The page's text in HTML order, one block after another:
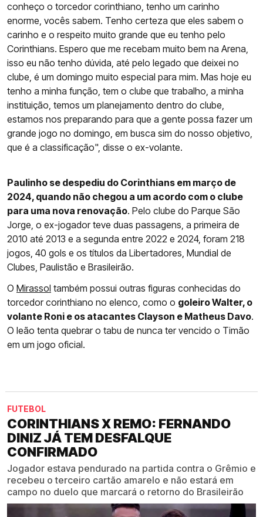
conheço o torcedor corinthiano, tenho um carinho
enorme, vocês sabem. Tenho certeza que eles sabem o
carinho e o respeito muito grande que eu tenho pelo
Corinthians. Espero que me recebam muito bem na Arena,
isso eu não tenho dúvida, até pelo legado que deixei no
clube, é um domingo muito especial para mim. Mas hoje eu
tenho a minha função, tem o clube que trabalho, a minha
instituição, temos um planejamento dentro do clube,
estamos nos preparando para que a gente possa fazer um
grande jogo no domingo, em busca sim do nosso objetivo,
que é a classificação", disse o ex-volante.
Paulinho se despediu do Corinthians em março de
2024, quando não chegou a um acordo com o clube
para uma nova renovação. Pelo clube do Parque São
Jorge, o ex-jogador teve duas passagens, a primeira de
2010 até 2013 e a segunda entre 2022 e 2024, foram 218
jogos, 40 gols e os títulos da Libertadores, Mundial de
Clubes, Paulistão e Brasileirão.
O Mirassol também possui outras figuras conhecidas do
torcedor corinthiano no elenco, como o goleiro Walter, o
volante Roni e os atacantes Clayson e Matheus Davo.
O leão tenta quebrar o tabu de nunca ter vencido o Timão
em um jogo oficial.
FUTEBOL
CORINTHIANS X REMO: FERNANDO
DINIZ JÁ TEM DESFALQUE
CONFIRMADO
Jogador estava pendurado na partida contra o Grêmio e
recebeu o terceiro cartão amarelo e não estará em
campo no duelo que marcará o retorno do Brasileirão